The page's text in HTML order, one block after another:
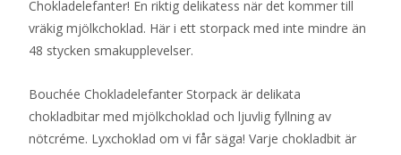
Chokladelefanter! En riktig delikatess när det kommer till
vräkig mjölkchoklad. Här i ett storpack med inte mindre än
48 stycken smakupplevelser.
Bouchée Chokladelefanter Storpack är delikata
chokladbitar med mjölkchoklad och ljuvlig fyllning av
nötcréme. Lyxchoklad om vi får säga! Varje chokladbit är